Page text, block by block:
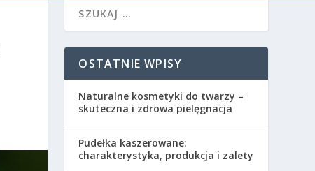
OSTATNIE WPISY
Naturalne kosmetyki do twarzy –
skuteczna i zdrowa pielęgnacja
Pudełka kaszerowane:
charakterystyka, produkcja i zalety